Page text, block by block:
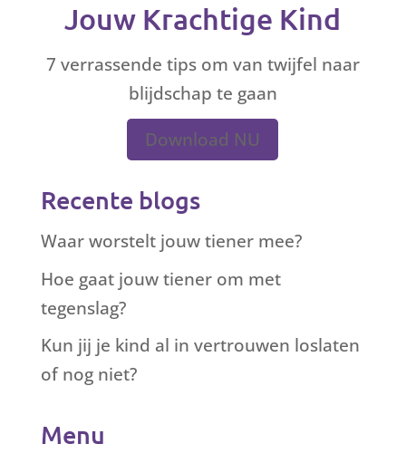
Jouw Krachtige Kind
7 verrassende tips om van twijfel naar
blijdschap te gaan
Download NU
Recente blogs
Waar worstelt jouw tiener mee?
Hoe gaat jouw tiener om met
tegenslag?
Kun jij je kind al in vertrouwen loslaten
of nog niet?
Menu